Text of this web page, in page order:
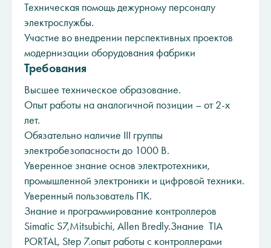
Техническая помощь дежурному персоналу
электрослужбы.
Участие во внедрении перспективных проектов
модернизации оборудования фабрики
Требования
Высшее техническое образование.
Опыт работы на аналогичной позиции – от 2-х
лет.
Обязательно наличие III группы
электробезопасности до 1000 B.
Уверенное знание основ электротехники,
промышленной электроники и цифровой техники.
Уверенный пользователь ПК.
Знание и программирование контроллеров
Simatic S7,Mitsubichi, Allen Bredly.Знание TIA
PORTAL, Step 7.опыт работы с контроллерами